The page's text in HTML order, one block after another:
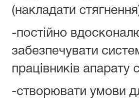
(накладати
-постійно
забезпечувати
працівників апарату
-створювати умови